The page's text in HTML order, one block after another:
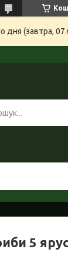
дня (завтра,
5